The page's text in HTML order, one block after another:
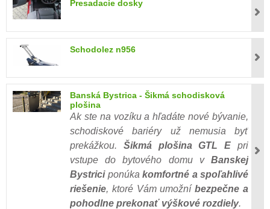
Presadacie dosky
Schodolez n956
Banská Bystrica - Šikmá schodisková
plošina
Ak ste na vozíku a hľadáte nové bývanie,
schodiskové bariéry už nemusia byť
prekážkou. Šikmá plošina GTL E pri
vstupe do bytového domu v Banskej
Bystriciponúka komfortné a spoľahlivé
riešenie, ktoré Vám umožníbezpečne a
pohodlne prekonať výškové rozdiely.